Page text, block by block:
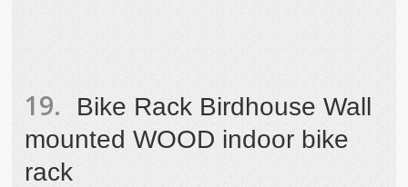
Bike Rack Birdhouse Wall
mounted WOOD indoor bike
rack